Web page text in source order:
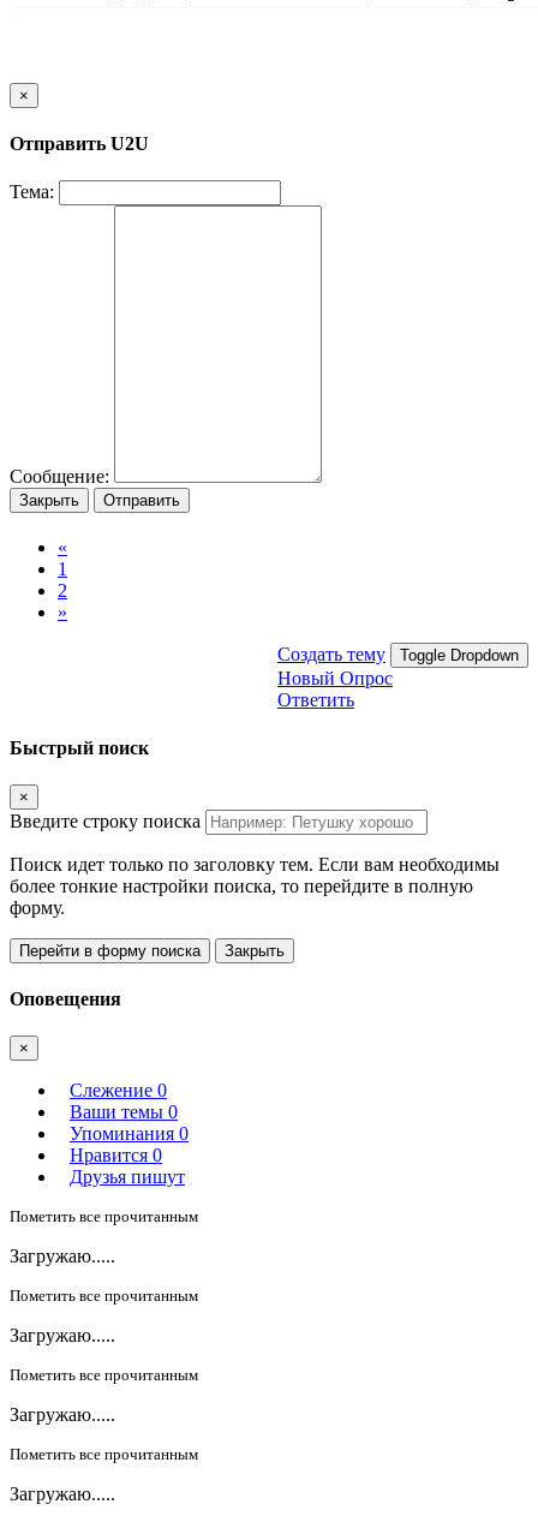
×
Отправить U2U
Тема:
Сообщение:
Закрыть Отправить
«
1
2
»
Создать тему Toggle Dropdown
Новый Опрос
Ответить
Быстрый поиск
×
Введите строку поиска
Поиск идет только по заголовку тем. Если вам необходимы
более тонкие настройки поиска, то перейдите в полную
форму.
Перейти в форму поиска Закрыть
Оповещения
×
Слежение 0
Ваши темы 0
Упоминания 0
Нравится 0
Друзья пишут
Пометить все прочитанным
Загружаю.....
Пометить все прочитанным
Загружаю.....
Пометить все прочитанным
Загружаю.....
Пометить все прочитанным
Загружаю.....